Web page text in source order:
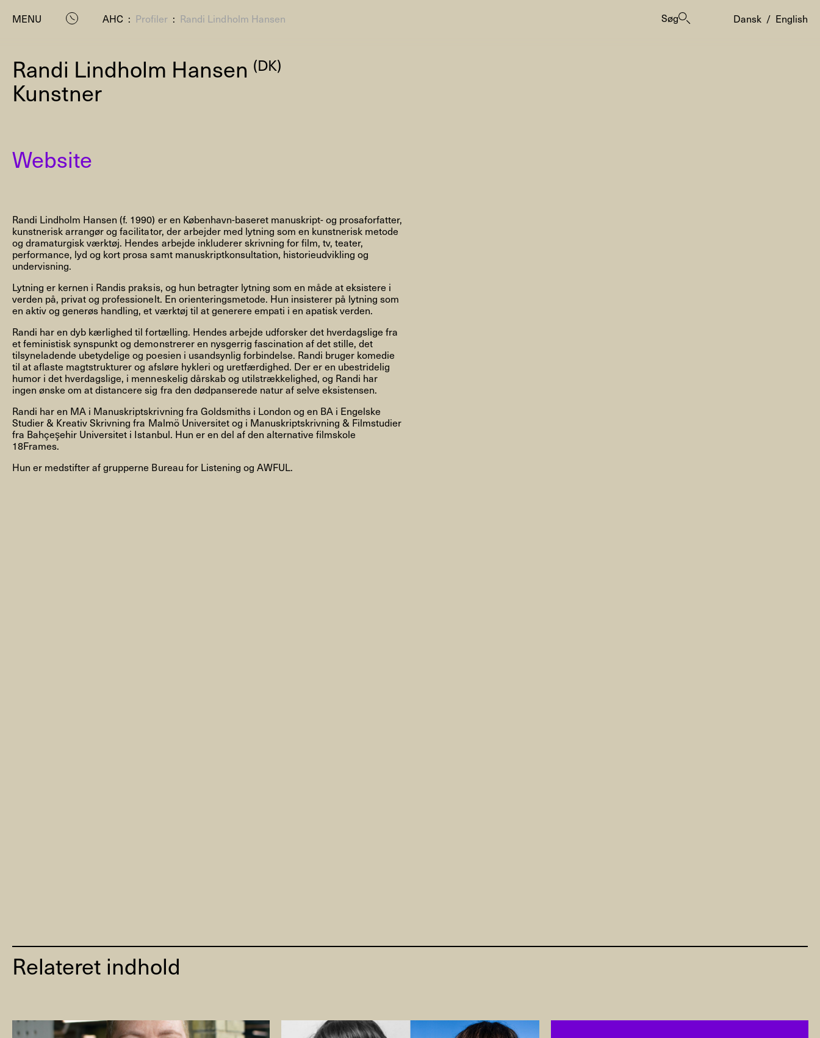
MENU AHC : Profiler : Randi Lindholm Hansen
Programmer
Om
Om AHCProfiler
NYHEDSBREV
THORAVEJ 29, 2400 KØBENHAVN NV, DANMARK INFO@ARTHUBCOPENHAGEN.DK
Søg Dansk / English
Randi Lindholm Hansen (DK)
Kunstner
Website
Randi Lindholm Hansen (f. 1990) er en København-baseret manuskript- og prosaforfatter,
kunstnerisk arrangør og facilitator, der arbejder med lytning som en kunstnerisk metode
og dramaturgisk værktøj. Hendes arbejde inkluderer skrivning for film, tv, teater,
performance, lyd og kort prosa samt manuskriptkonsultation, historieudvikling og
undervisning.
Lytning er kernen i Randis praksis, og hun betragter lytning som en måde at eksistere i
verden på, privat og professionelt. En orienteringsmetode. Hun insisterer på lytning som
en aktiv og generøs handling, et værktøj til at generere empati i en apatisk verden.
Randi har en dyb kærlighed til fortælling. Hendes arbejde udforsker det hverdagslige fra
et feministisk synspunkt og demonstrerer en nysgerrig fascination af det stille, det
tilsyneladende ubetydelige og poesien i usandsynlig forbindelse. Randi bruger komedie
til at aflaste magtstrukturer og afsløre hykleri og uretfærdighed. Der er en ubestridelig
humor i det hverdagslige, i menneskelig dårskab og utilstrækkelighed, og Randi har
ingen ønske om at distancere sig fra den dødpanserede natur af selve eksistensen.
Randi har en MA i Manuskriptskrivning fra Goldsmiths i London og en BA i Engelske
Studier & Kreativ Skrivning fra Malmö Universitet og i Manuskriptskrivning & Filmstudier
fra Bahçeşehir Universitet i Istanbul. Hun er en del af den alternative filmskole
18Frames.
Hun er medstifter af grupperne Bureau for Listening og AWFUL.
Relateret indhold